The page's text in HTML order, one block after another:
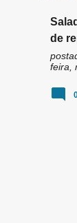
de
feira,